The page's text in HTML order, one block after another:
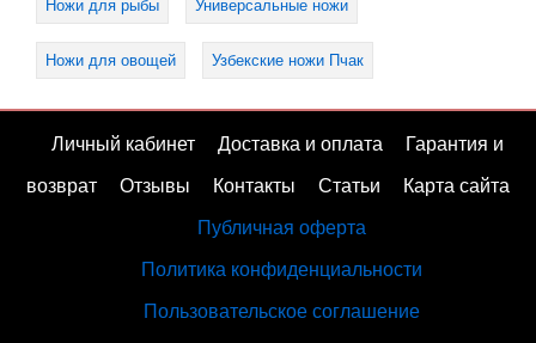
Ножи для рыбы Универсальные ножи
Ножи для овощей Узбекские ножи Пчак
Личный кабинет Доставка и оплата Гарантия и
возврат Отзывы Контакты Статьи Карта сайта
Публичная оферта
Политика конфиденциальности
Пользовательское соглашение